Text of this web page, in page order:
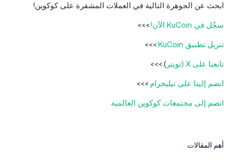
ابحث عن الجوهرة التالية في العملات المشفرة على كوكوين!
سجّل في KuCoin الآن! >>>
تنزيل تطبيق KuCoin >>>
تابعنا على X (تويتر )
>>>
انضم إلينا على تيليجرام >>>
انضم إلى مجتمعات كوكوين العالمية
أهم المقالات